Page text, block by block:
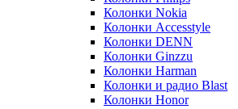
Колонки Nokia
Колонки Accesstyle
Колонки DENN
Колонки Ginzzu
Колонки Harman
Колонки и радио Blast
Колонки Honor